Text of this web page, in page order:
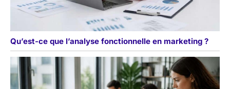
Qu’est-ce que l’analyse fonctionnelle en marketing ?